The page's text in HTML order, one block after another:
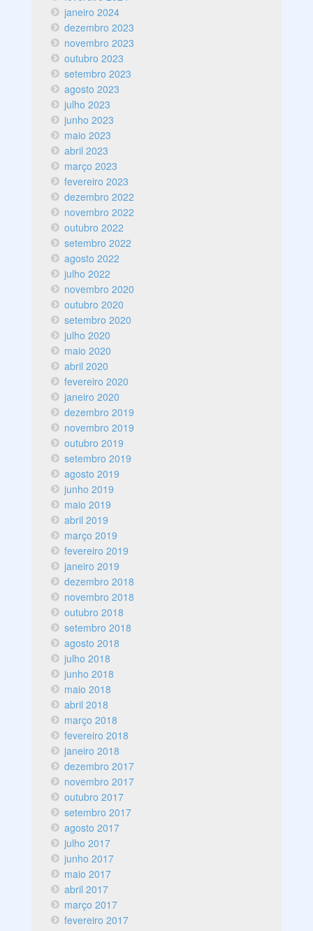
janeiro 2024
dezembro 2023
novembro 2023
outubro 2023
setembro 2023
agosto 2023
julho 2023
junho 2023
maio 2023
abril 2023
março 2023
fevereiro 2023
dezembro 2022
novembro 2022
outubro 2022
setembro 2022
agosto 2022
julho 2022
novembro 2020
outubro 2020
setembro 2020
julho 2020
maio 2020
abril 2020
fevereiro 2020
janeiro 2020
dezembro 2019
novembro 2019
outubro 2019
setembro 2019
agosto 2019
junho 2019
maio 2019
abril 2019
março 2019
fevereiro 2019
janeiro 2019
dezembro 2018
novembro 2018
outubro 2018
setembro 2018
agosto 2018
julho 2018
junho 2018
maio 2018
abril 2018
março 2018
fevereiro 2018
janeiro 2018
dezembro 2017
novembro 2017
outubro 2017
setembro 2017
agosto 2017
julho 2017
junho 2017
maio 2017
abril 2017
março 2017
fevereiro 2017